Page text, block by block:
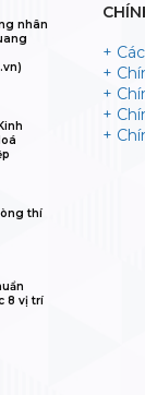
nhân
thí
8 vị trí
+
+
+
+
+